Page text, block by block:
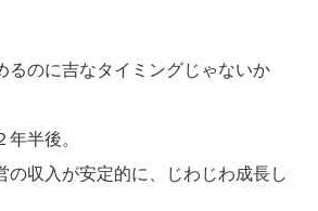
るのに吉なタイミングじゃないか
半後。
収入が安定的に、じわじわ成長し